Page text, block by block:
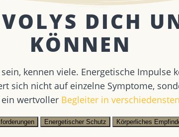
DICH
KÖNNEN ​
kennen viele. Energetische
sich nicht auf einzelne Symptome,
wertvoller Begleiter in
Energetischer Schutz Körperliches